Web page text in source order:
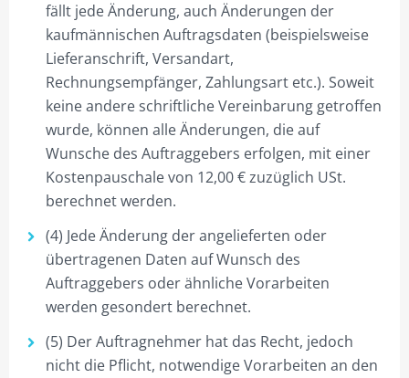
fällt jede Änderung, auch Änderungen der
kaufmännischen Auftragsdaten (beispielsweise
Lieferanschrift, Versandart,
Rechnungsempfänger, Zahlungsart etc.). Soweit
keine andere schriftliche Vereinbarung getroffen
wurde, können alle Änderungen, die auf
Wunsche des Auftraggebers erfolgen, mit einer
Kostenpauschale von 12,00 € zuzüglich USt.
berechnet werden.
(4) Jede Änderung der angelieferten oder
übertragenen Daten auf Wunsch des
Auftraggebers oder ähnliche Vorarbeiten
werden gesondert berechnet.
(5) Der Auftragnehmer hat das Recht, jedoch
nicht die Pflicht, notwendige Vorarbeiten an den